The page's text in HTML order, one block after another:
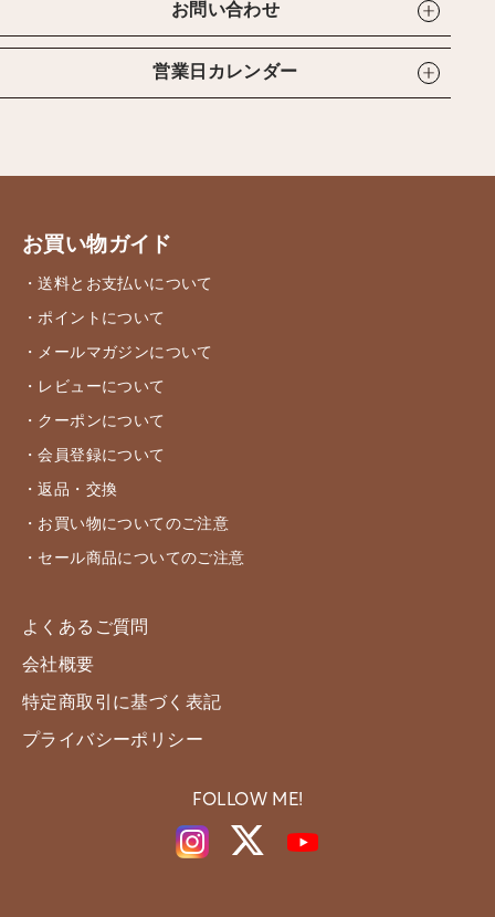
お問い合わせ
営業日カレンダー
お買い物ガイド
・送料とお支払いについて
・ポイントについて
・メールマガジンについて
・レビューについて
・クーポンについて
・会員登録について
・返品・交換
・お買い物についてのご注意
・セール商品についてのご注意
よくあるご質問
会社概要
特定商取引に基づく表記
プライバシーポリシー
FOLLOW ME!